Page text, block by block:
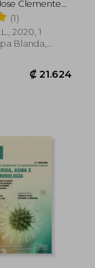
Clemente
(1)
2020, 1
Blanda,